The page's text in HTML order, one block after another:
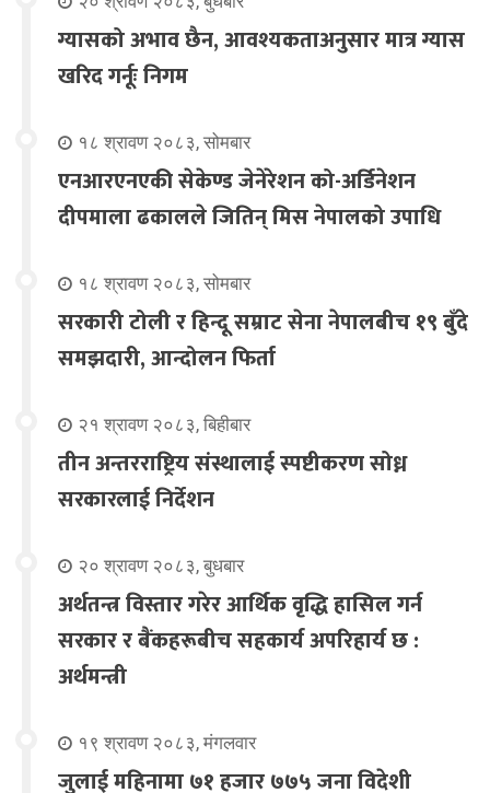
ग्यासको अभाव छैन, आवश्यकताअनुसार मात्र ग्यास
खरिद गर्नूः निगम
१८ श्रावण २०८३, सोमबार
एनआरएनएकी सेकेण्ड जेनेरेशन को-अर्डिनेशन
दीपमाला ढकालले जितिन् मिस नेपालको उपाधि
१८ श्रावण २०८३, सोमबार
सरकारी टोली र हिन्दू सम्राट सेना नेपालबीच १९ बुँदे
समझदारी, आन्दोलन फिर्ता
२१ श्रावण २०८३, बिहीबार
तीन अन्तरराष्ट्रिय संस्थालाई स्पष्टीकरण सोध्न
सरकारलाई निर्देशन
२० श्रावण २०८३, बुधबार
अर्थतन्त्र विस्तार गरेर आर्थिक वृद्धि हासिल गर्न
सरकार र बैंकहरूबीच सहकार्य अपरिहार्य छ :
अर्थमन्त्री
१९ श्रावण २०८३, मंगलवार
जुलाई महिनामा ७१ हजार ७७५ जना विदेशी